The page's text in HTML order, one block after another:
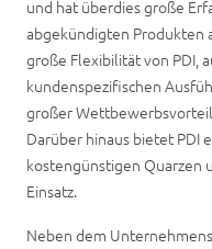
und hat überdies große
abgekündigten Produkten
große Flexibilität von PDI,
kundenspezifischen
großer
Darüber hinaus bietet PDI
kostengünstigen Quarzen
Einsatz.
Neben dem